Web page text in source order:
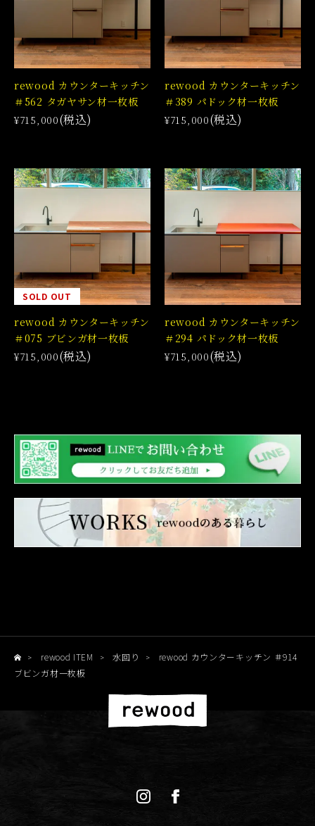
rewood カウンターキッチン
＃562 タガヤサン材一枚板
¥715,000(税込)
rewood カウンターキッチン
＃389 パドック材一枚板
¥715,000(税込)
SOLD OUT
rewood カウンターキッチン
＃075 ブビンガ材一枚板
¥715,000(税込)
rewood カウンターキッチン
＃294 パドック材一枚板
¥715,000(税込)
> rewood ITEM > 水回り >
rewood カウンターキッチン ＃914
ブビンガ材一枚板